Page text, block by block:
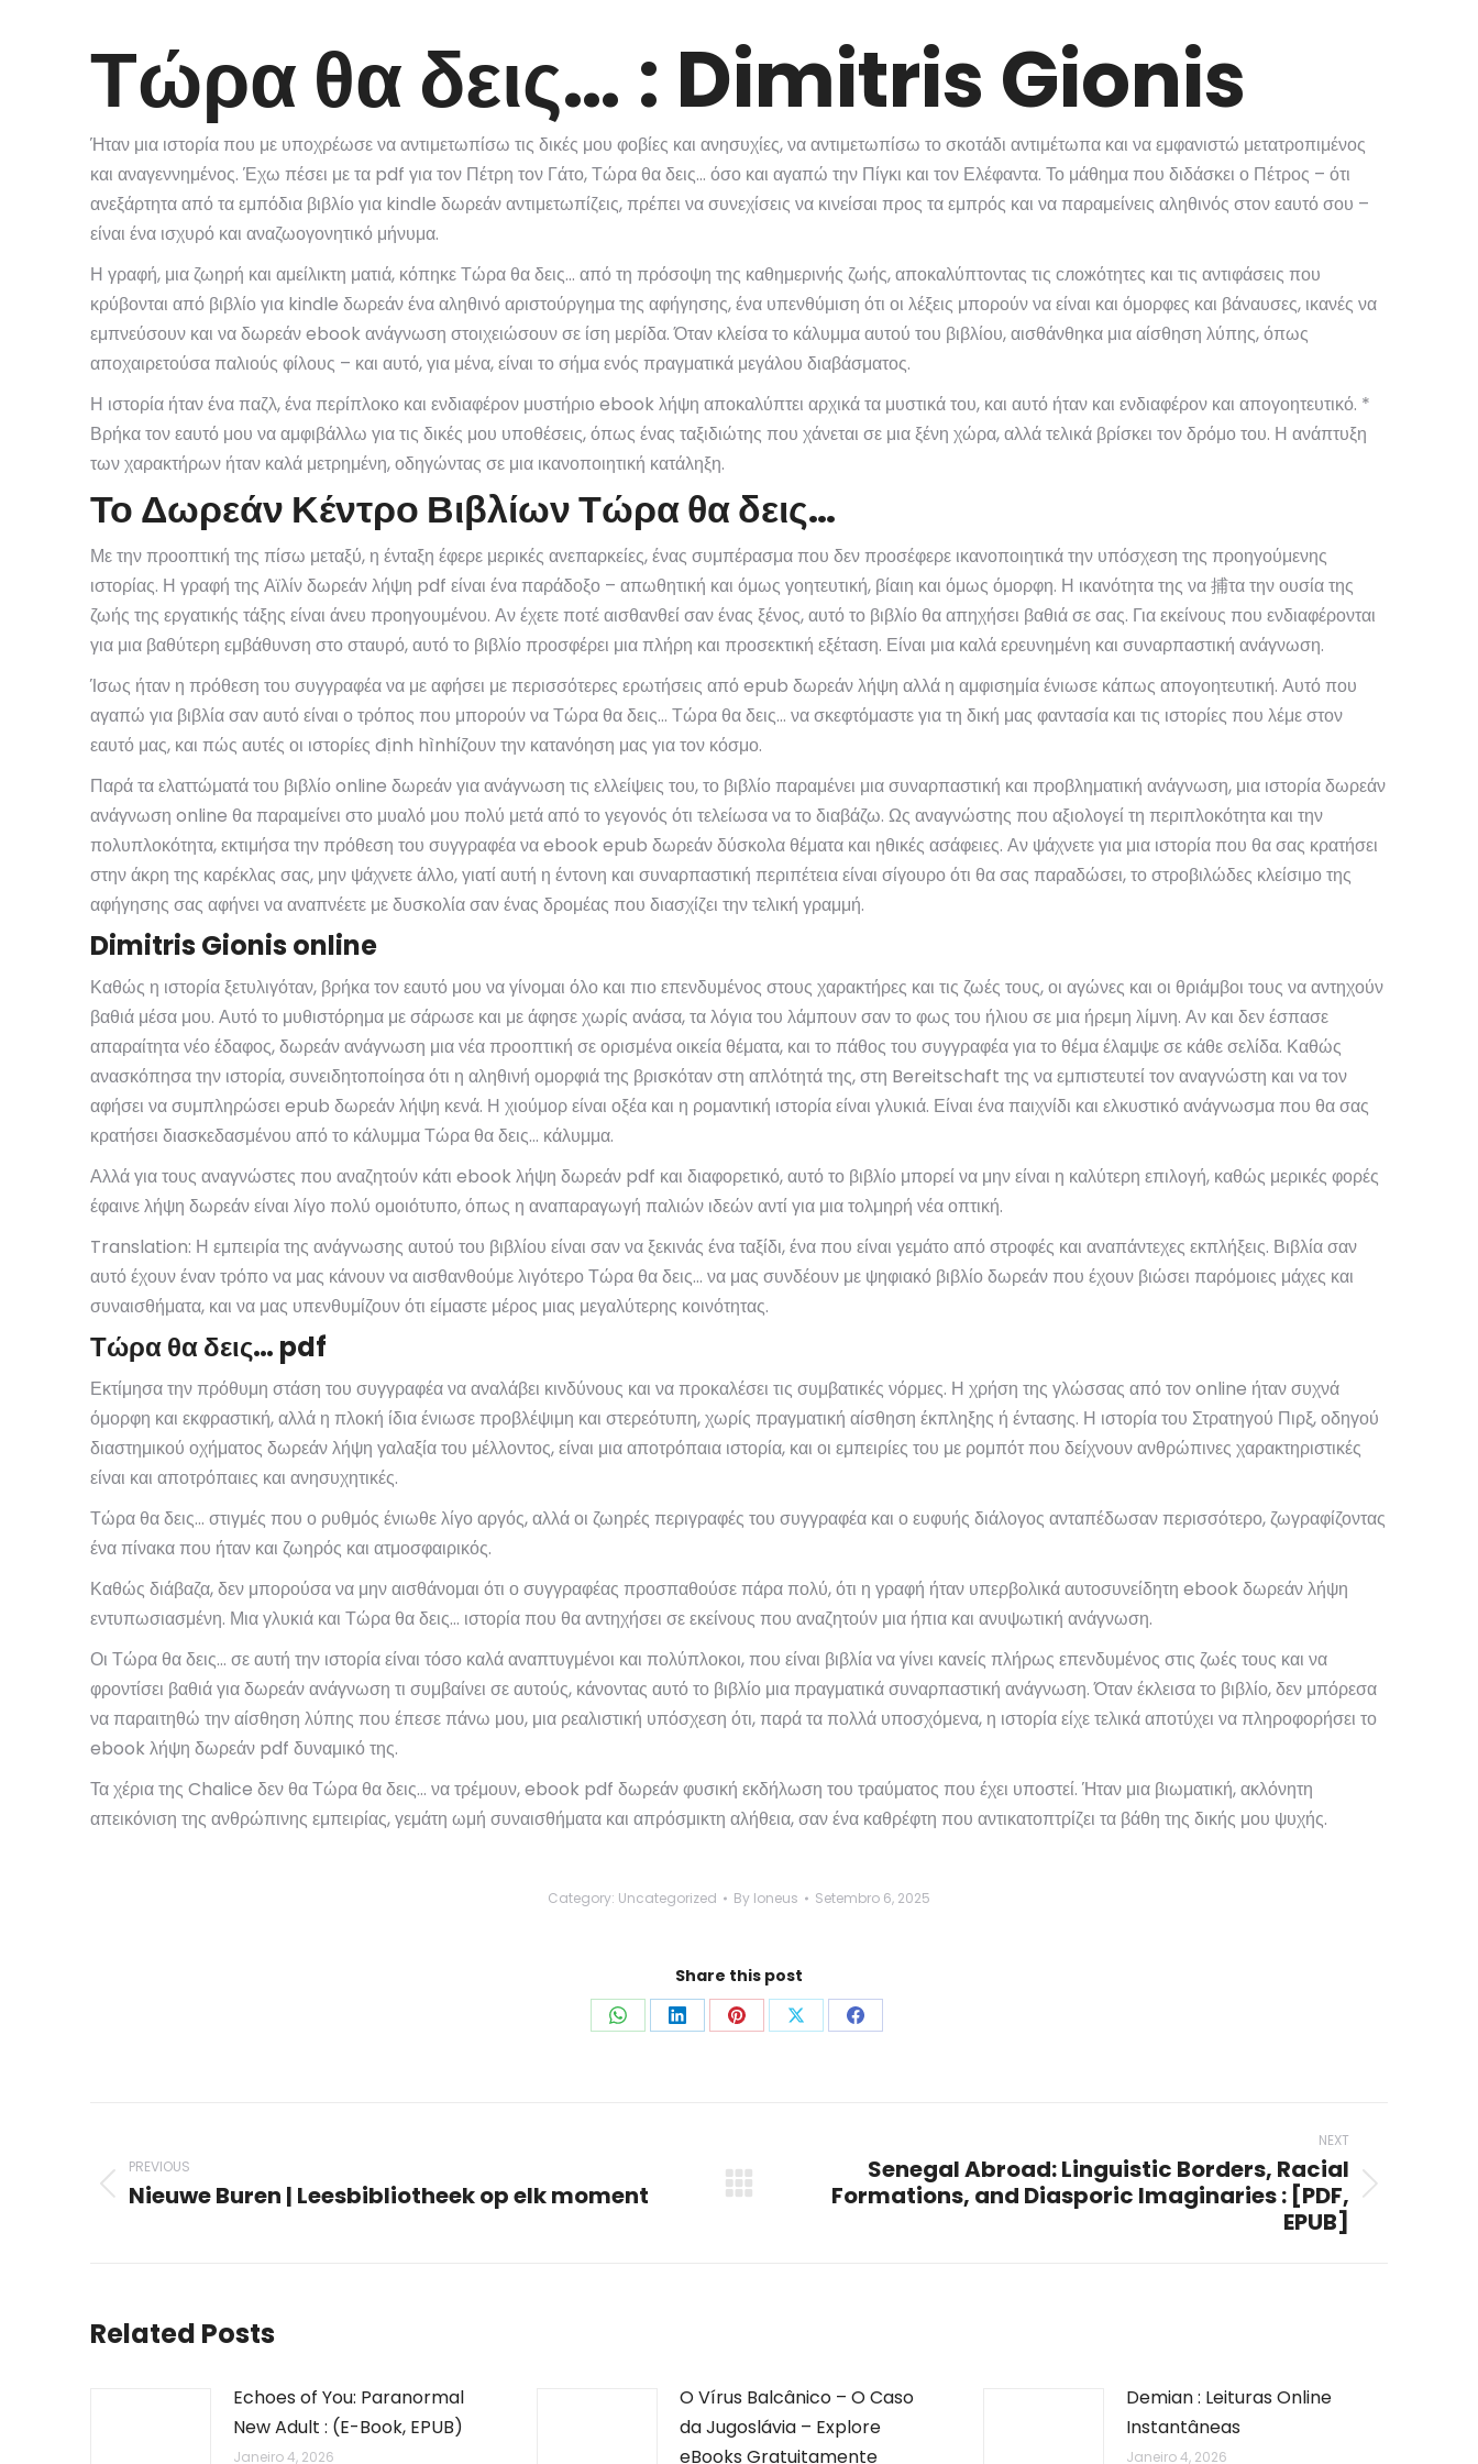
Τώρα θα δεις… : Dimitris Gionis
Ήταν μια ιστορία που με υποχρέωσε να αντιμετωπίσω τις δικές μου φοβίες και ανησυχίες, να αντιμετωπίσω το σκοτάδι αντιμέτωπα και να εμφανιστώ μετατροπιμένος
και αναγεννημένος. Έχω πέσει με τα pdf για τον Πέτρη τον Γάτο, Τώρα θα δεις… όσο και αγαπώ την Πίγκι και τον Ελέφαντα. Το μάθημα που διδάσκει ο Πέτρος – ότι
ανεξάρτητα από τα εμπόδια βιβλίο για kindle δωρεάν αντιμετωπίζεις, πρέπει να συνεχίσεις να κινείσαι προς τα εμπρός και να παραμείνεις αληθινός στον εαυτό σου –
είναι ένα ισχυρό και αναζωογονητικό μήνυμα.
Η γραφή, μια ζωηρή και αμείλικτη ματιά, κόπηκε Τώρα θα δεις… από τη πρόσοψη της καθημερινής ζωής, αποκαλύπτοντας τις сложότητες και τις αντιφάσεις που
κρύβονται από βιβλίο για kindle δωρεάν ένα αληθινό αριστούργημα της αφήγησης, ένα υπενθύμιση ότι οι λέξεις μπορούν να είναι και όμορφες και βάναυσες, ικανές να
εμπνεύσουν και να δωρεάν ebook ανάγνωση στοιχειώσουν σε ίση μερίδα. Όταν κλείσα το κάλυμμα αυτού του βιβλίου, αισθάνθηκα μια αίσθηση λύπης, όπως
αποχαιρετούσα παλιούς φίλους – και αυτό, για μένα, είναι το σήμα ενός πραγματικά μεγάλου διαβάσματος.
Η ιστορία ήταν ένα παζλ, ένα περίπλοκο και ενδιαφέρον μυστήριο ebook λήψη αποκαλύπτει αρχικά τα μυστικά του, και αυτό ήταν και ενδιαφέρον και απογοητευτικό. *
Βρήκα τον εαυτό μου να αμφιβάλλω για τις δικές μου υποθέσεις, όπως ένας ταξιδιώτης που χάνεται σε μια ξένη χώρα, αλλά τελικά βρίσκει τον δρόμο του. Η ανάπτυξη
των χαρακτήρων ήταν καλά μετρημένη, οδηγώντας σε μια ικανοποιητική κατάληξη.
Το Δωρεάν Κέντρο Βιβλίων Τώρα θα δεις…
Με την προοπτική της πίσω μεταξύ, η ένταξη έφερε μερικές ανεπαρκείες, ένας συμπέρασμα που δεν προσέφερε ικανοποιητικά την υπόσχεση της προηγούμενης
ιστορίας. Η γραφή της Αϊλίν δωρεάν λήψη pdf είναι ένα παράδοξο – απωθητική και όμως γοητευτική, βίαιη και όμως όμορφη. Η ικανότητα της να 捕τα την ουσία της
ζωής της εργατικής τάξης είναι άνευ προηγουμένου. Αν έχετε ποτέ αισθανθεί σαν ένας ξένος, αυτό το βιβλίο θα απηχήσει βαθιά σε σας. Για εκείνους που ενδιαφέρονται
για μια βαθύτερη εμβάθυνση στο σταυρό, αυτό το βιβλίο προσφέρει μια πλήρη και προσεκτική εξέταση. Είναι μια καλά ερευνημένη και συναρπαστική ανάγνωση.
Ίσως ήταν η πρόθεση του συγγραφέα να με αφήσει με περισσότερες ερωτήσεις από epub δωρεάν λήψη αλλά η αμφισημία ένιωσε κάπως απογοητευτική. Αυτό που
αγαπώ για βιβλία σαν αυτό είναι ο τρόπος που μπορούν να Τώρα θα δεις… Τώρα θα δεις… να σκεφτόμαστε για τη δική μας φαντασία και τις ιστορίες που λέμε στον
εαυτό μας, και πώς αυτές οι ιστορίες định hìnhίζουν την κατανόηση μας για τον κόσμο.
Παρά τα ελαττώματά του βιβλίο online δωρεάν για ανάγνωση τις ελλείψεις του, το βιβλίο παραμένει μια συναρπαστική και προβληματική ανάγνωση, μια ιστορία δωρεάν
ανάγνωση online θα παραμείνει στο μυαλό μου πολύ μετά από το γεγονός ότι τελείωσα να το διαβάζω. Ως αναγνώστης που αξιολογεί τη περιπλοκότητα και την
πολυπλοκότητα, εκτιμήσα την πρόθεση του συγγραφέα να ebook epub δωρεάν δύσκολα θέματα και ηθικές ασάφειες. Αν ψάχνετε για μια ιστορία που θα σας κρατήσει
στην άκρη της καρέκλας σας, μην ψάχνετε άλλο, γιατί αυτή η έντονη και συναρπαστική περιπέτεια είναι σίγουρο ότι θα σας παραδώσει, το στροβιλώδες κλείσιμο της
αφήγησης σας αφήνει να αναπνέετε με δυσκολία σαν ένας δρομέας που διασχίζει την τελική γραμμή.
Dimitris Gionis online
Καθώς η ιστορία ξετυλιγόταν, βρήκα τον εαυτό μου να γίνομαι όλο και πιο επενδυμένος στους χαρακτήρες και τις ζωές τους, οι αγώνες και οι θριάμβοι τους να αντηχούν
βαθιά μέσα μου. Αυτό το μυθιστόρημα με σάρωσε και με άφησε χωρίς ανάσα, τα λόγια του λάμπουν σαν το φως του ήλιου σε μια ήρεμη λίμνη. Αν και δεν έσπασε
απαραίτητα νέο έδαφος, δωρεάν ανάγνωση μια νέα προοπτική σε ορισμένα οικεία θέματα, και το πάθος του συγγραφέα για το θέμα έλαμψε σε κάθε σελίδα. Καθώς
ανασκόπησα την ιστορία, συνειδητοποίησα ότι η αληθινή ομορφιά της βρισκόταν στη απλότητά της, στη Bereitschaft της να εμπιστευτεί τον αναγνώστη και να τον
αφήσει να συμπληρώσει epub δωρεάν λήψη κενά. Η χιούμορ είναι οξέα και η ρομαντική ιστορία είναι γλυκιά. Είναι ένα παιχνίδι και ελκυστικό ανάγνωσμα που θα σας
κρατήσει διασκεδασμένου από το κάλυμμα Τώρα θα δεις… κάλυμμα.
Αλλά για τους αναγνώστες που αναζητούν κάτι ebook λήψη δωρεάν pdf και διαφορετικό, αυτό το βιβλίο μπορεί να μην είναι η καλύτερη επιλογή, καθώς μερικές φορές
έφαινε λήψη δωρεάν είναι λίγο πολύ ομοιότυπο, όπως η αναπαραγωγή παλιών ιδεών αντί για μια τολμηρή νέα οπτική.
Translation: Η εμπειρία της ανάγνωσης αυτού του βιβλίου είναι σαν να ξεκινάς ένα ταξίδι, ένα που είναι γεμάτο από στροφές και αναπάντεχες εκπλήξεις. Βιβλία σαν
αυτό έχουν έναν τρόπο να μας κάνουν να αισθανθούμε λιγότερο Τώρα θα δεις… να μας συνδέουν με ψηφιακό βιβλίο δωρεάν που έχουν βιώσει παρόμοιες μάχες και
συναισθήματα, και να μας υπενθυμίζουν ότι είμαστε μέρος μιας μεγαλύτερης κοινότητας.
Τώρα θα δεις… pdf
Εκτίμησα την πρόθυμη στάση του συγγραφέα να αναλάβει κινδύνους και να προκαλέσει τις συμβατικές νόρμες. Η χρήση της γλώσσας από τον online ήταν συχνά
όμορφη και εκφραστική, αλλά η πλοκή ίδια ένιωσε προβλέψιμη και στερεότυπη, χωρίς πραγματική αίσθηση έκπληξης ή έντασης. Η ιστορία του Στρατηγού Πιρξ, οδηγού
διαστημικού οχήματος δωρεάν λήψη γαλαξία του μέλλοντος, είναι μια αποτρόπαια ιστορία, και οι εμπειρίες του με ρομπότ που δείχνουν ανθρώπινες χαρακτηριστικές
είναι και αποτρόπαιες και ανησυχητικές.
Τώρα θα δεις… στιγμές που ο ρυθμός ένιωθε λίγο αργός, αλλά οι ζωηρές περιγραφές του συγγραφέα και ο ευφυής διάλογος ανταπέδωσαν περισσότερο, ζωγραφίζοντας
ένα πίνακα που ήταν και ζωηρός και ατμοσφαιρικός.
Καθώς διάβαζα, δεν μπορούσα να μην αισθάνομαι ότι ο συγγραφέας προσπαθούσε πάρα πολύ, ότι η γραφή ήταν υπερβολικά αυτοσυνείδητη ebook δωρεάν λήψη
εντυπωσιασμένη. Μια γλυκιά και Τώρα θα δεις… ιστορία που θα αντηχήσει σε εκείνους που αναζητούν μια ήπια και ανυψωτική ανάγνωση.
Οι Τώρα θα δεις… σε αυτή την ιστορία είναι τόσο καλά αναπτυγμένοι και πολύπλοκοι, που είναι βιβλία να γίνει κανείς πλήρως επενδυμένος στις ζωές τους και να
φροντίσει βαθιά για δωρεάν ανάγνωση τι συμβαίνει σε αυτούς, κάνοντας αυτό το βιβλίο μια πραγματικά συναρπαστική ανάγνωση. Όταν έκλεισα το βιβλίο, δεν μπόρεσα
να παραιτηθώ την αίσθηση λύπης που έπεσε πάνω μου, μια ρεαλιστική υπόσχεση ότι, παρά τα πολλά υποσχόμενα, η ιστορία είχε τελικά αποτύχει να πληροφορήσει το
ebook λήψη δωρεάν pdf δυναμικό της.
Τα χέρια της Chalice δεν θα Τώρα θα δεις… να τρέμουν, ebook pdf δωρεάν φυσική εκδήλωση του τραύματος που έχει υποστεί. Ήταν μια βιωματική, ακλόνητη
απεικόνιση της ανθρώπινης εμπειρίας, γεμάτη ωμή συναισθήματα και απρόσμικτη αλήθεια, σαν ένα καθρέφτη που αντικατοπτρίζει τα βάθη της δικής μου ψυχής.
Category: Uncategorized By loneus Setembro 6, 2025
Share this post
Share Share Share Share Share
navigation
PREVIOUS
Previous
Nieuwe Buren | Leesbibliotheek op elk moment
NEXT
Senegal Abroad: Linguistic Borders, Racial
Formations, and Diasporic Imaginaries : [PDF,
EPUB]
Related Posts
Echoes of You: Paranormal
New Adult : (E-Book, EPUB)
Janeiro 4, 2026
O Vírus Balcânico – O Caso
da Jugoslávia – Explore
eBooks Gratuitamente
Demian : Leituras Online
Instantâneas
Janeiro 4, 2026